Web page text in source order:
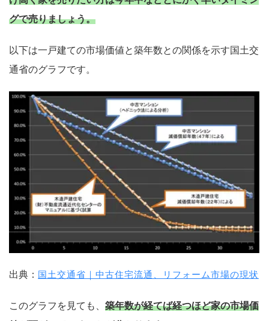
グで売りましょう。
以下は一戸建ての市場価値と築年数との関係を示す国土交
通省のグラフです。
出典： 国土交通省｜中古住宅流通、リフォーム市場の現状
このグラフを見ても、 築年数が経てば経つほど家の市場価